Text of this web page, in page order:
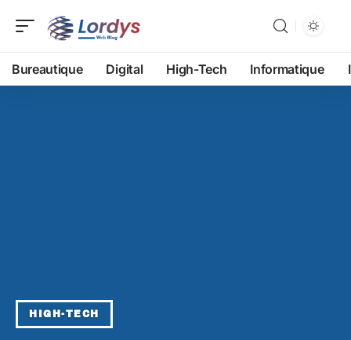
Bureautique Digital High-Tech Informatique
HIGH-TECH